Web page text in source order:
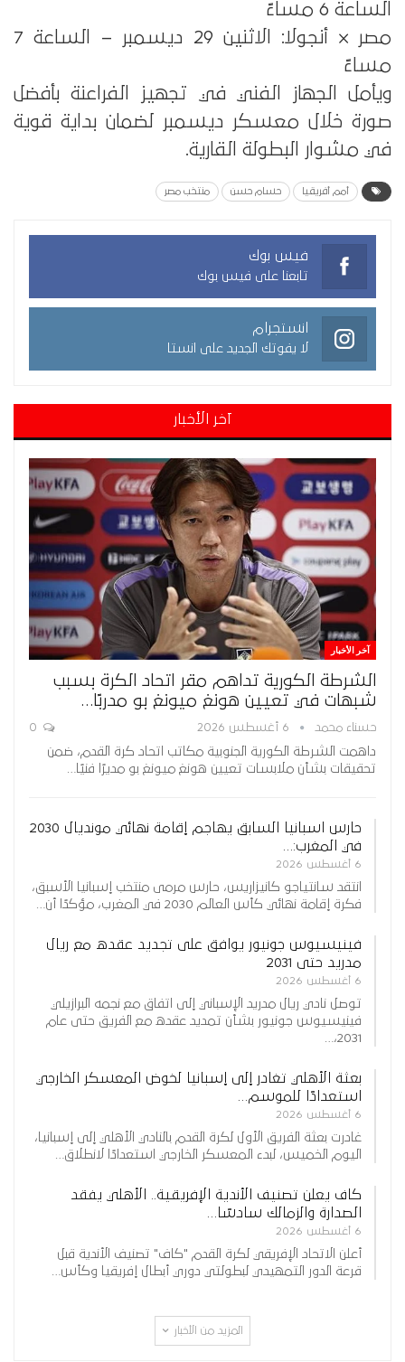
الساعة 6 مساءً
مصر × أنجولا: الاثنين 29 ديسمبر – الساعة 7
مساءً
ويأمل الجهاز الفني في تجهيز الفراعنة بأفضل
صورة خلال معسكر ديسمبر لضمان بداية قوية
في مشوار البطولة القارية.
أمم أفريقيا حسام حسن منتخب مصر
فيس بوك
تابعنا على فيس بوك
انستجرام
لا يفوتك الجديد على انستا
آخر الأخبار
آخر الأخبار
الشرطة الكورية تداهم مقر اتحاد الكرة بسبب
شبهات في تعيين هونغ ميونغ بو مدربًا…
حسناء محمد 6 أغسطس 2026
داهمت الشرطة الكورية الجنوبية مكاتب اتحاد كرة القدم، ضمن
تحقيقات بشأن ملابسات تعيين هونغ ميونغ بو مديرًا فنيًا…
حارس اسبانيا السابق يهاجم إقامة نهائي مونديال 2030
في المغرب:…
6 أغسطس 2026
انتقد سانتياجو كانيزاريس، حارس مرمى منتخب إسبانيا الأسبق،
فكرة إقامة نهائي كأس العالم 2030 في المغرب، مؤكدًا أن…
فينيسيوس جونيور يوافق على تجديد عقده مع ريال
مدريد حتى 2031
6 أغسطس 2026
توصل نادي ريال مدريد الإسباني إلى اتفاق مع نجمه البرازيلي
فينيسيوس جونيور بشأن تمديد عقده مع الفريق حتى عام
2031،…
بعثة الأهلي تغادر إلى إسبانيا لخوض المعسكر الخارجي
استعدادًا للموسم…
6 أغسطس 2026
غادرت بعثة الفريق الأول لكرة القدم بالنادي الأهلي إلى إسبانيا،
اليوم الخميس، لبدء المعسكر الخارجي استعدادًا لانطلاق…
كاف يعلن تصنيف الأندية الإفريقية.. الأهلي يفقد
الصدارة والزمالك سادسًا…
6 أغسطس 2026
أعلن الاتحاد الإفريقي لكرة القدم "كاف" تصنيف الأندية قبل
قرعة الدور التمهيدي لبطولتي دوري أبطال إفريقيا وكأس…
المزيد من الأخبار